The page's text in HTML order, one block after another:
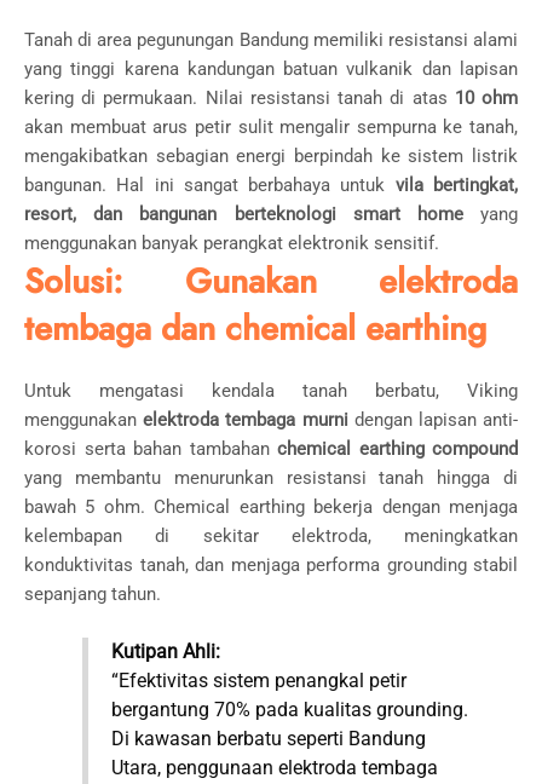
Tanah di area pegunungan Bandung memiliki resistansi alami
yang tinggi karena kandungan batuan vulkanik dan lapisan
kering di permukaan. Nilai resistansi tanah di atas 10 ohm
akan membuat arus petir sulit mengalir sempurna ke tanah,
mengakibatkan sebagian energi berpindah ke sistem listrik
bangunan. Hal ini sangat berbahaya untuk vila bertingkat,
resort, dan bangunan berteknologi smart homeyang
menggunakan banyak perangkat elektronik sensitif.
Solusi: Gunakan elektroda
tembaga dan chemical earthing
Untuk mengatasi kendala tanah berbatu, Viking
menggunakanelektroda tembaga murni dengan lapisan anti-
korosi serta bahan tambahan chemical earthing compound
yang membantu menurunkan resistansi tanah hingga di
bawah 5 ohm. Chemical earthing bekerja dengan menjaga
kelembapan di sekitar elektroda, meningkatkan
konduktivitas tanah, dan menjaga performa grounding stabil
sepanjang tahun.
Kutipan Ahli:
“Efektivitas sistem penangkal petir
bergantung 70% pada kualitas grounding.
Di kawasan berbatu seperti Bandung
Utara, penggunaan elektroda tembaga